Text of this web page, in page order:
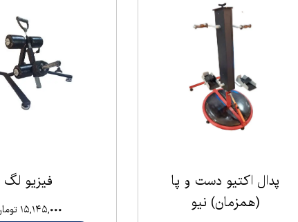
پدال اکتیو دست و پا
(همزمان) نیو
فیزیو لگ
۱۵,۱۴۵,۰۰۰ تومان